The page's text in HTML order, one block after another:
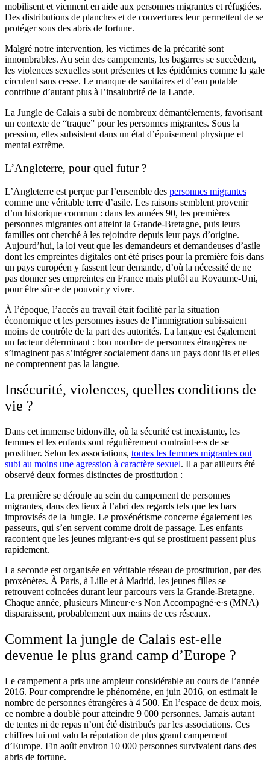
mobilisent et viennent en aide aux personnes migrantes et réfugiées.
Des distributions de planches et de couvertures leur permettent de se
protéger sous des abris de fortune.
Malgré notre intervention, les victimes de la précarité sont
innombrables. Au sein des campements, les bagarres se succèdent,
les violences sexuelles sont présentes et les épidémies comme la gale
circulent sans cesse. Le manque de sanitaires et d’eau potable
contribue d’autant plus à l’insalubrité de la Lande.
La Jungle de Calais a subi de nombreux démantèlements, favorisant
un contexte de “traque” pour les personnes migrantes. Sous la
pression, elles subsistent dans un état d’épuisement physique et
mental extrême.
L’Angleterre, pour quel futur ?
L’Angleterre est perçue par l’ensemble des personnes migrantes
comme une véritable terre d’asile. Les raisons semblent provenir
d’un historique commun : dans les années 90, les premières
personnes migrantes ont atteint la Grande-Bretagne, puis leurs
familles ont cherché à les rejoindre depuis leur pays d’origine.
Aujourd’hui, la loi veut que les demandeurs et demandeuses d’asile
dont les empreintes digitales ont été prises pour la première fois dans
un pays européen y fassent leur demande, d’où la nécessité de ne
pas donner ses empreintes en France mais plutôt au Royaume-Uni,
pour être sûr·e de pouvoir y vivre.
À l’époque, l’accès au travail était facilité par la situation
économique et les personnes issues de l’immigration subissaient
moins de contrôle de la part des autorités. La langue est également
un facteur déterminant : bon nombre de personnes étrangères ne
s’imaginent pas s’intégrer socialement dans un pays dont ils et elles
ne comprennent pas la langue.
Insécurité, violences, quelles conditions de
vie ?
Dans cet immense bidonville, où la sécurité est inexistante, les
femmes et les enfants sont régulièrement contraint·e·s de se
prostituer. Selon les associations, toutes les femmes migrantes ont
subi au moins une agression à caractère sexuel. Il a par ailleurs été
observé deux formes distinctes de prostitution :
La première se déroule au sein du campement de personnes
migrantes, dans des lieux à l’abri des regards tels que les bars
improvisés de la Jungle. Le proxénétisme concerne également les
passeurs, qui s’en servent comme droit de passage. Les enfants
racontent que les jeunes migrant·e·s qui se prostituent passent plus
rapidement.
La seconde est organisée en véritable réseau de prostitution, par des
proxénètes. À Paris, à Lille et à Madrid, les jeunes filles se
retrouvent coincées durant leur parcours vers la Grande-Bretagne.
Chaque année, plusieurs Mineur·e·s Non Accompagné·e·s (MNA)
disparaissent, probablement aux mains de ces réseaux.
Comment la jungle de Calais est-elle
devenue le plus grand camp d’Europe ?
Le campement a pris une ampleur considérable au cours de l’année
2016. Pour comprendre le phénomène, en juin 2016, on estimait le
nombre de personnes étrangères à 4 500. En l’espace de deux mois,
ce nombre a doublé pour atteindre 9 000 personnes. Jamais autant
de tentes ni de repas n’ont été distribués par les associations. Ces
chiffres lui ont valu la réputation de plus grand campement
d’Europe. Fin août environ 10 000 personnes survivaient dans des
abris de fortune.